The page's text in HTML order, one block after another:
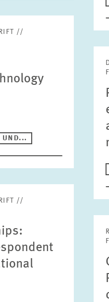
//
UND...
//